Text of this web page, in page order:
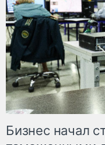
Бизнес начал